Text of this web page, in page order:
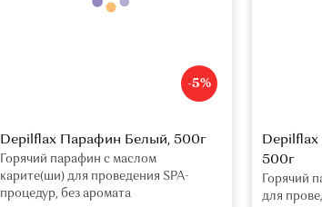
-5%
Depilflax Парафин Белый, 500г
Горячий парафин с маслом
карите(ши) для проведения SPA-
процедур, без аромата
500г
Горячий
для